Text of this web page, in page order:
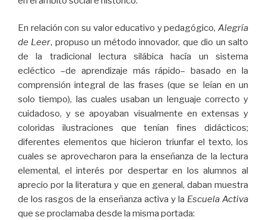
En relación con su valor educativo y pedagógico, Alegría
de Leer, propuso un método innovador, que dio un salto
de la tradicional lectura silábica hacía un sistema
ecléctico –de aprendizaje más rápido– basado en la
comprensión integral de las frases (que se leían en un
solo tiempo), las cuales usaban un lenguaje correcto y
cuidadoso, y se apoyaban visualmente en extensas y
coloridas ilustraciones que tenían fines didácticos;
diferentes elementos que hicieron triunfar el texto, los
cuales se aprovecharon para la enseñanza de la lectura
elemental, el interés por despertar en los alumnos al
aprecio por la literatura y que en general, daban muestra
de los rasgos de la enseñanza activa y la Escuela Activa
que se proclamaba desde la misma portada: